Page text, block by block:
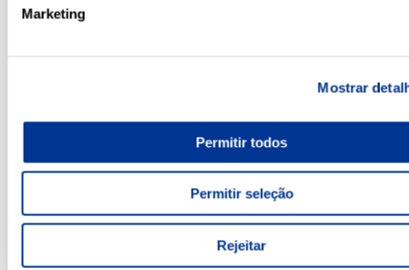
Marketing
Mostrar
Permitir todos
Permitir seleção
Rejeitar